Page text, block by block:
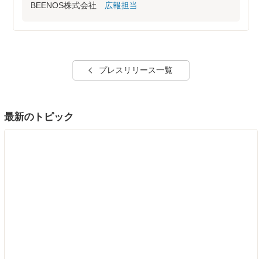
BEENOS株式会社 広報担当
プレスリリース一覧
最新のトピック